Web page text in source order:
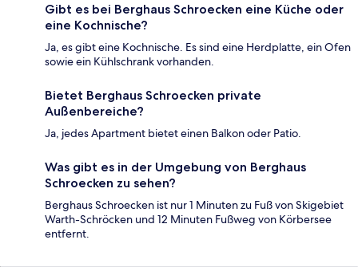
Gibt es bei Berghaus Schroecken eine Küche oder
eine Kochnische?
Ja, es gibt eine Kochnische. Es sind eine Herdplatte, ein Ofen
sowie ein Kühlschrank vorhanden.
Bietet Berghaus Schroecken private
Außenbereiche?
Ja, jedes Apartment bietet einen Balkon oder Patio.
Was gibt es in der Umgebung von Berghaus
Schroecken zu sehen?
Berghaus Schroecken ist nur 1 Minuten zu Fuß von Skigebiet
Warth-Schröcken und 12 Minuten Fußweg von Körbersee
entfernt.